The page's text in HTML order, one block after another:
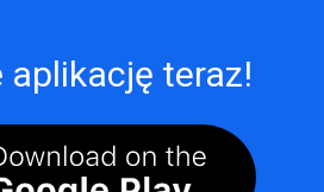
aplikację teraz!